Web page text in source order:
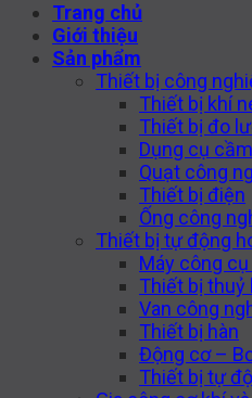
Trang chủ
Giới thiệu
Sản phẩm
Thiết bị công
Thiết bị khí
Thiết bị đo
Dụng cụ
Quạt công
Thiết bị điện
Ống công
Thiết bị tự động
Máy công cụ
Thiết bị thuỷ
Van công
Thiết bị hàn
Động cơ –
Thiết bị tự